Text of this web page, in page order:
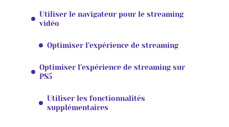
Utiliser le navigateur pour le streaming
vidéo
Optimiser l’expérience de streaming
Optimiser l’expérience de streaming sur
PS5
Utiliser les fonctionnalités
supplémentaires